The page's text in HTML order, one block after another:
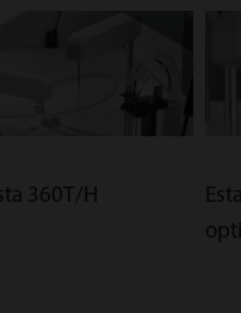
360T/H